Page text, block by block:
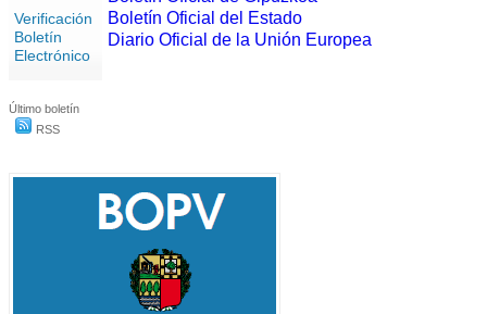
Verificación
Boletín
Electrónico
Último boletín
RSS
Boletín Oficial del Estado
Diario Oficial de la Unión Europea